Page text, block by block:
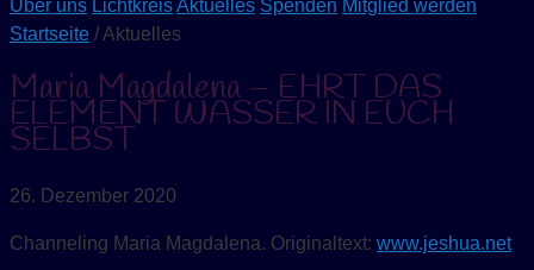
Über uns LichtkreisAktuelles Spenden Mitglied werden
Startseite / Aktuelles
Maria Magdalena – EHRT DAS
ELEMENT WASSER IN EUCH
SELBST
26. Dezember 2020
Channeling Maria Magdalena. Originaltext: www.jeshua.net